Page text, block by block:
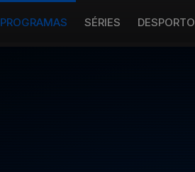
PROGRAMAS SÉRIES DESPORTO